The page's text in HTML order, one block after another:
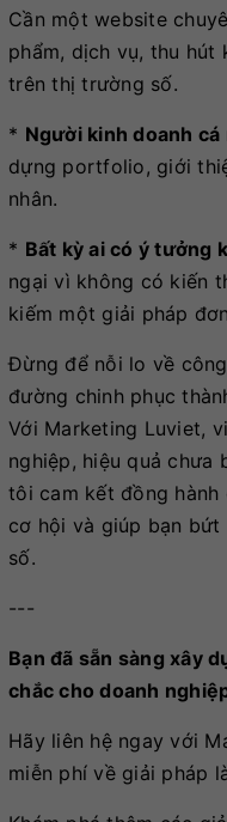
Cần một website
phẩm, dịch vụ, thu hút
trên thị trường số.
* Người kinh doanh
dựng portfolio, giới
nhân.
* Bất kỳ ai có ý tưởng
ngại vì không có kiến
kiếm một giải pháp
Đừng để nỗi lo về
đường chinh phục
Với Marketing Luviet,
nghiệp, hiệu quả chưa
tôi cam kết đồng hành
cơ hội và giúp bạn
số.
---
Bạn đã sẵn sàng xây
chắc cho doanh
Hãy liên hệ ngay với
miễn phí về giải pháp